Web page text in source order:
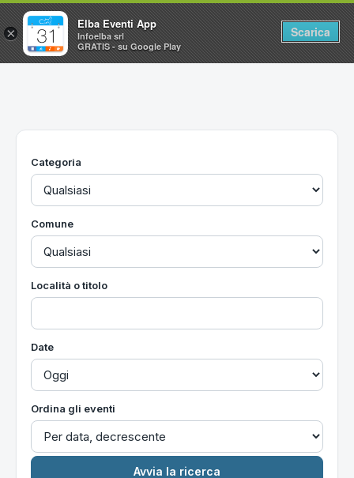
Home
Utilità
Categoria
Comune
Località o titolo
Date
Ordina gli eventi
×
Elba Eventi App
Infoelba srl
GRATIS - su Google Play
Scarica